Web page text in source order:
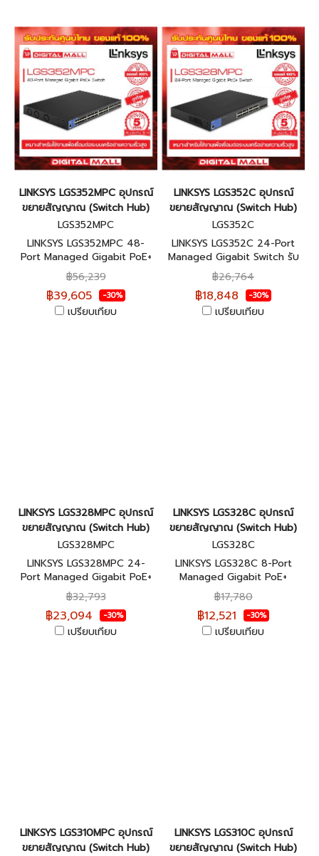
LINKSYS LGS352MPC อุปกรณ์
ขยายสัญญาณ (Switch Hub)
LGS352MPC
LINKSYS LGS352MPC 48-
Port Managed Gigabit PoE+
Switch รับประกันศูนย์ไทย 5 ปี
฿56,239
฿39,605 -30%
เปรียบเทียบ
LINKSYS LGS352C อุปกรณ์
ขยายสัญญาณ (Switch Hub)
LGS352C
LINKSYS LGS352C 24-Port
Managed Gigabit Switch รับ
ประกันศูนย์ไทย 5 ปี
฿26,764
฿18,848 -30%
เปรียบเทียบ
LINKSYS LGS328MPC อุปกรณ์
ขยายสัญญาณ (Switch Hub)
LGS328MPC
LINKSYS LGS328MPC 24-
Port Managed Gigabit PoE+
Switch รับประกันศูนย์ไทยตลอด
การใช้งาน
฿32,793
฿23,094 -30%
เปรียบเทียบ
LINKSYS LGS328C อุปกรณ์
ขยายสัญญาณ (Switch Hub)
LGS328C
LINKSYS LGS328C 8-Port
Managed Gigabit PoE+
Switch รับประกันศูนย์ไทยตลอด
การใช้งาน
฿17,780
฿12,521 -30%
เปรียบเทียบ
LINKSYS LGS310MPC อุปกรณ์
ขยายสัญญาณ (Switch Hub)
LINKSYS LGS310C อุปกรณ์
ขยายสัญญาณ (Switch Hub)